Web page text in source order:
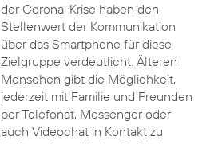
der Corona-Krise haben den
Stellenwert der Kommunikation
über das Smartphone für diese
Zielgruppe verdeutlicht. Älteren
Menschen gibt die Möglichkeit,
jederzeit mit Familie und Freunden
per Telefonat, Messenger oder
auch Videochat in Kontakt zu